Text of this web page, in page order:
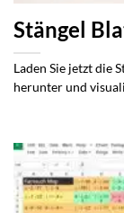
Stängel
Laden Sie jetzt die
herunter und